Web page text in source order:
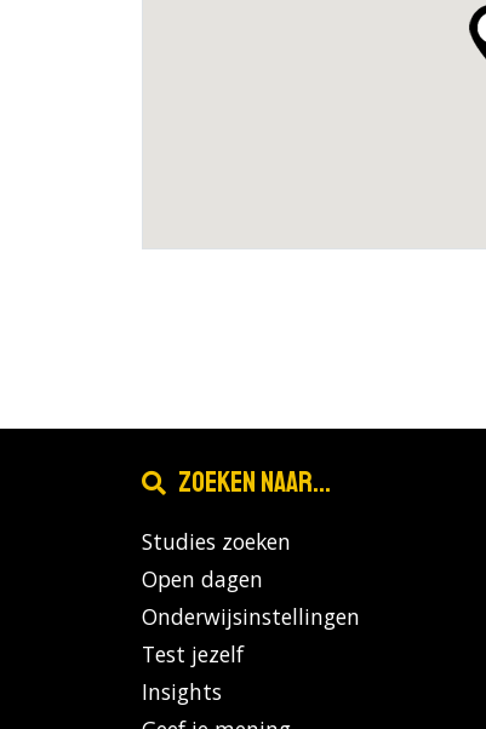
Zoeken naar...
Studies zoeken
Open dagen
Onderwijsinstellingen
Test jezelf
Insights